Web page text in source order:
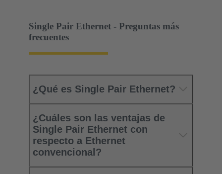
Single Pair Ethernet - Preguntas más
frecuentes
¿Qué es Single Pair Ethernet?
¿Cuáles son las ventajas de
Single Pair Ethernet con
respecto a Ethernet
convencional?